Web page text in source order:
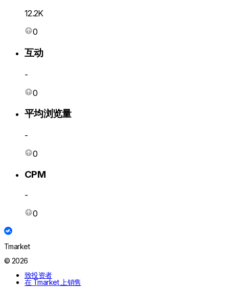
12.2K
0
互动
-
0
平均浏览量
-
0
CPM
-
0
Tmarket
© 2026
致投资者
在 Tmarket 上销售